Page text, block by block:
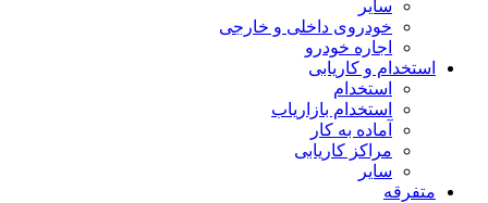
سایر
خودروی داخلی و خارجی
اجاره خودرو
استخدام و کاریابی
استخدام
استخدام بازاریاب
آماده به کار
مراکز کاریابی
سایر
متفرقه